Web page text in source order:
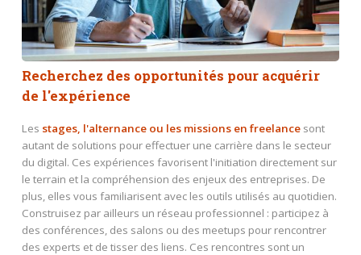
Recherchez des opportunités pour acquérir
de l'expérience
Les stages, l'alternance ou les missions en freelancesont
autant de solutions pour effectuer une carrière dans le secteur
du digital. Ces expériences favorisent l'initiation directement sur
le terrain et la compréhension des enjeux des entreprises. De
plus, elles vous familiarisent avec les outils utilisés au quotidien.
Construisez par ailleurs un réseau professionnel : participez à
des conférences, des salons ou des meetups pour rencontrer
des experts et de tisser des liens. Ces rencontres sont un